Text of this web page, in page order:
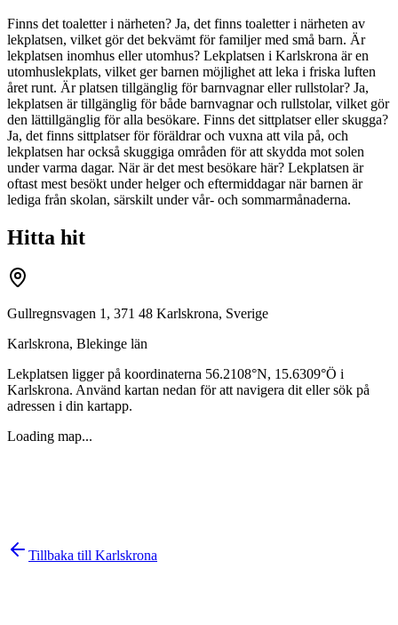
Finns det toaletter i närheten? Ja, det finns toaletter i närheten av
lekplatsen, vilket gör det bekvämt för familjer med små barn. Är
lekplatsen inomhus eller utomhus? Lekplatsen i Karlskrona är en
utomhuslekplats, vilket ger barnen möjlighet att leka i friska luften
året runt. Är platsen tillgänglig för barnvagnar eller rullstolar? Ja,
lekplatsen är tillgänglig för både barnvagnar och rullstolar, vilket gör
den lättillgänglig för alla besökare. Finns det sittplatser eller skugga?
Ja, det finns sittplatser för föräldrar och vuxna att vila på, och
lekplatsen har också skuggiga områden för att skydda mot solen
under varma dagar. När är det mest besökare här? Lekplatsen är
oftast mest besökt under helger och eftermiddagar när barnen är
lediga från skolan, särskilt under vår- och sommarmånaderna.
Hitta hit
Gullregnsvagen 1, 371 48 Karlskrona, Sverige
Karlskrona, Blekinge län
Lekplatsen ligger på koordinaterna 56.2108°N, 15.6309°Ö i
Karlskrona. Använd kartan nedan för att navigera dit eller sök på
adressen i din kartapp.
Loading map...
Tillbaka till Karlskrona